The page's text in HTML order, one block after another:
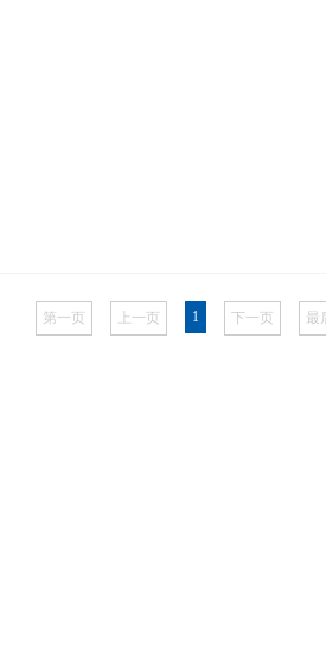
第一页 上一页 1 下一页 最